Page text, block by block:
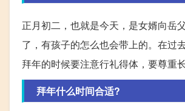
正月初二，也就是今天，是女婿向岳
了，有孩子的怎么也会带上的。在过
拜年的时候要注意行礼得体，要尊重
拜年什么时间合适?